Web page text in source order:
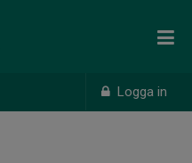
Logga in